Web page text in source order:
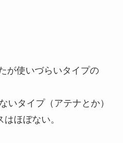
が使いづらいタイプの
いタイプ（アテナとか）
ほぼない。